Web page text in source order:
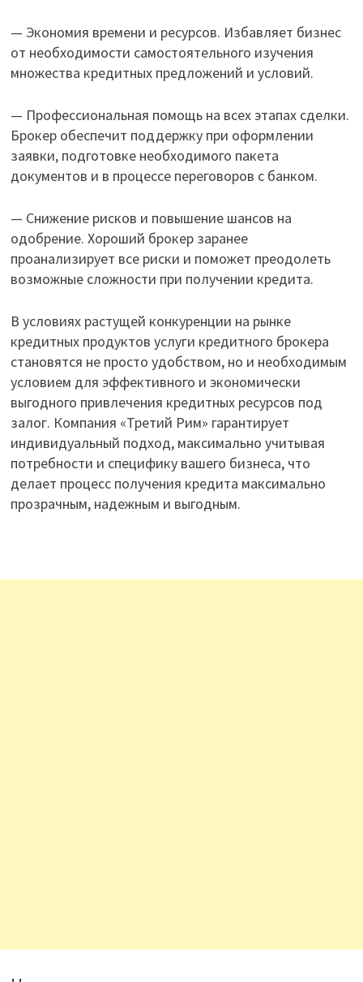
— Экономия времени и ресурсов. Избавляет бизнес
от необходимости самостоятельного изучения
множества кредитных предложений и условий.
— Профессиональная помощь на всех этапах сделки.
Брокер обеспечит поддержку при оформлении
заявки, подготовке необходимого пакета
документов и в процессе переговоров с банком.
— Снижение рисков и повышение шансов на
одобрение. Хороший брокер заранее
проанализирует все риски и поможет преодолеть
возможные сложности при получении кредита.
В условиях растущей конкуренции на рынке
кредитных продуктов услуги кредитного брокера
становятся не просто удобством, но и необходимым
условием для эффективного и экономически
выгодного привлечения кредитных ресурсов под
залог. Компания «Третий Рим» гарантирует
индивидуальный подход, максимально учитывая
потребности и специфику вашего бизнеса, что
делает процесс получения кредита максимально
прозрачным, надежным и выгодным.